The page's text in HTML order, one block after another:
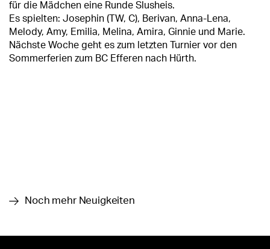
für die Mädchen eine Runde Slusheis.
Es spielten: Josephin (TW, C), Berivan, Anna-Lena,
Melody, Amy, Emilia, Melina, Amira, Ginnie und Marie.
Nächste Woche geht es zum letzten Turnier vor den
Sommerferien zum BC Efferen nach Hürth.
Noch mehr Neuigkeiten